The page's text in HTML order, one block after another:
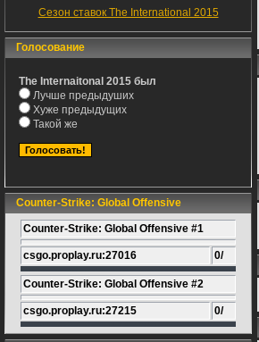
Сезон ставок The International 2015
Голосование
The Internaitonal 2015 был
Лучше предыдуших
Хуже предыдущих
Такой же
Counter-Strike: Global Offensive
Counter-Strike: Global Offensive #1
csgo.proplay.ru:27016 0/
Counter-Strike: Global Offensive #2
csgo.proplay.ru:27215 0/